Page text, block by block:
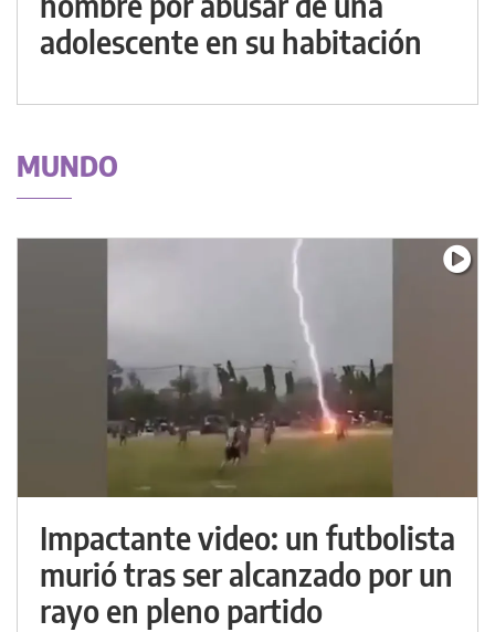
adolescente en su habitación
MUNDO
Impactante video: un futbolista
murió tras ser alcanzado por un
rayo en pleno partido